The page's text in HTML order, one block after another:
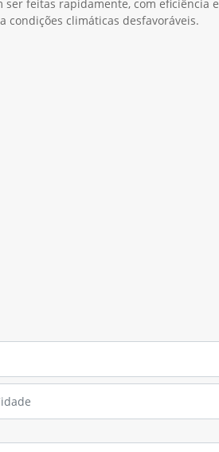
ser feitas rapidamente, com eficiência e
condições climáticas desfavoráveis.